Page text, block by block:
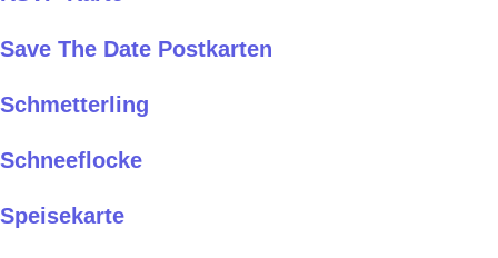
Save The Date Postkarten
Schmetterling
Schneeflocke
Speisekarte